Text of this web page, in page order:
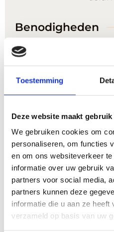
Toestemming
Deze website maakt
We gebruiken cookies om
personaliseren, om functies
en om ons websiteverkeer
informatie over uw gebruik
partners voor social media,
partners kunnen deze
informatie die u aan ze
verzameld op basis van uw
Benodigheden
Ingrediënten
400 gr kipfilet
1 lente ui
2 tenen knoflook
sjalotten
2 kopjes kopjes
2 laurierblaadjes
1 blokje blokje
Gemalen gember